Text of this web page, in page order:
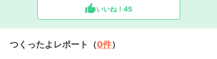
いいね！ 45
つくったよレポート（0件）